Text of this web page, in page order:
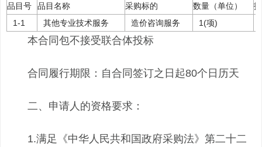
品目号 品目名称 采购标的 数量（单位）
1-1
其他专业技术服务 造价咨询服务 1(项)
本合同包不接受联合体投标
合同履行期限：自合同签订之日起80个日历天
二、申请人的资格要求：
1.满足《中华人民共和国政府采购法》第二十二